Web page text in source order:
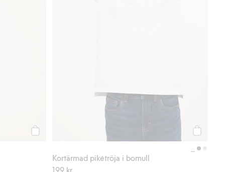
Kortärmad pikétröja i bomull
199 kr.